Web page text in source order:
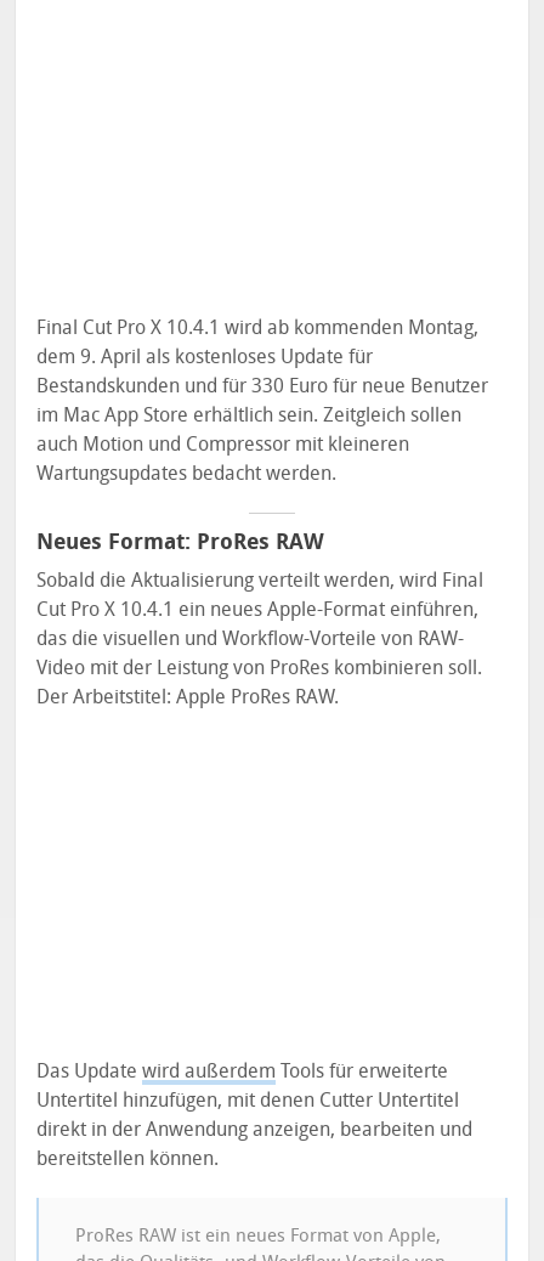
Final Cut Pro X 10.4.1 wird ab kommenden Montag,
dem 9. April als kostenloses Update für
Bestandskunden und für 330 Euro für neue Benutzer
im Mac App Store erhältlich sein. Zeitgleich sollen
auch Motion und Compressor mit kleineren
Wartungsupdates bedacht werden.
Neues Format: ProRes RAW
Sobald die Aktualisierung verteilt werden, wird Final
Cut Pro X 10.4.1 ein neues Apple-Format einführen,
das die visuellen und Workflow-Vorteile von RAW-
Video mit der Leistung von ProRes kombinieren soll.
Der Arbeitstitel: Apple ProRes RAW.
Das Updatewird außerdem Tools für erweiterte
Untertitel hinzufügen, mit denen Cutter Untertitel
direkt in der Anwendung anzeigen, bearbeiten und
bereitstellen können.
ProRes RAW ist ein neues Format von Apple,